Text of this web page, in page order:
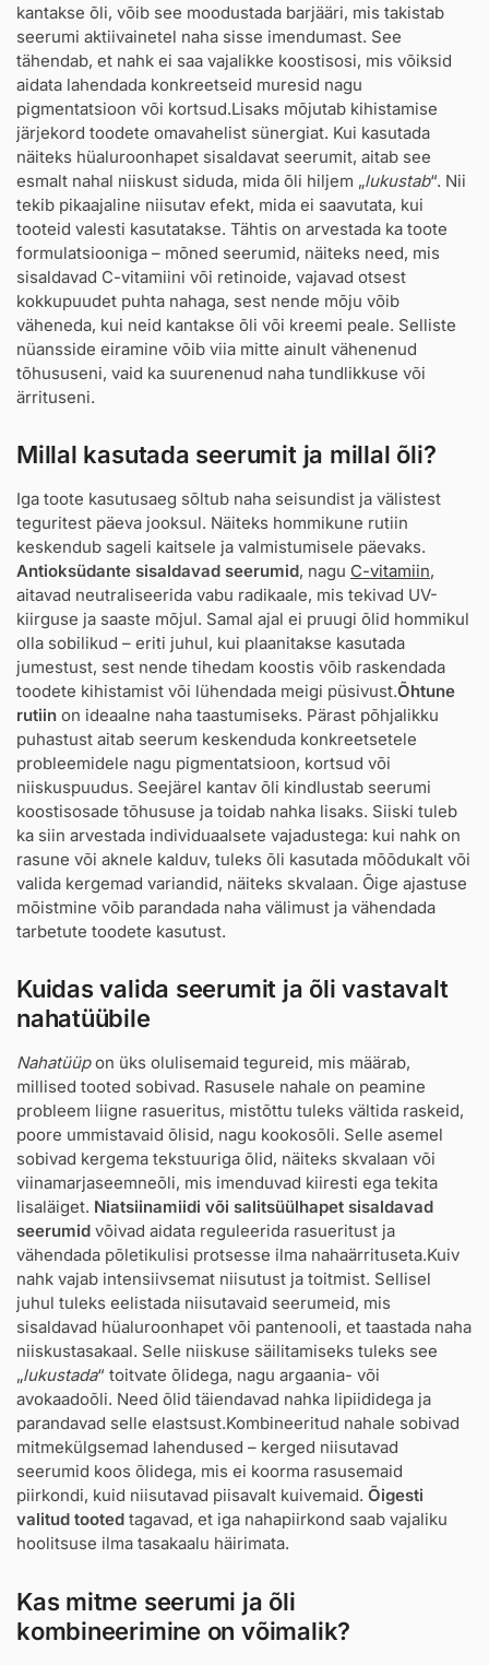
kantakse õli, võib see moodustada barjääri, mis takistab
seerumi aktiivainetel naha sisse imendumast. See
tähendab, et nahk ei saa vajalikke koostisosi, mis võiksid
aidata lahendada konkreetseid muresid nagu
pigmentatsioon või kortsud.Lisaks mõjutab kihistamise
järjekord toodete omavahelist sünergiat. Kui kasutada
näiteks hüaluroonhapet sisaldavat seerumit, aitab see
esmalt nahal niiskust siduda, mida õli hiljem „lukustab“. Nii
tekib pikaajaline niisutav efekt, mida ei saavutata, kui
tooteid valesti kasutatakse. Tähtis on arvestada ka toote
formulatsiooniga – mõned seerumid, näiteks need, mis
sisaldavad C-vitamiini või retinoide, vajavad otsest
kokkupuudet puhta nahaga, sest nende mõju võib
väheneda, kui neid kantakse õli või kreemi peale. Selliste
nüansside eiramine võib viia mitte ainult vähenenud
tõhususeni, vaid ka suurenenud naha tundlikkuse või
ärrituseni.
Millal kasutada seerumit ja millal õli?
Iga toote kasutusaeg sõltub naha seisundist ja välistest
teguritest päeva jooksul. Näiteks hommikune rutiin
keskendub sageli kaitsele ja valmistumisele päevaks.
Antioksüdante sisaldavad seerumid, nagu C-vitamiin,
aitavad neutraliseerida vabu radikaale, mis tekivad UV-
kiirguse ja saaste mõjul. Samal ajal ei pruugi õlid hommikul
olla sobilikud – eriti juhul, kui plaanitakse kasutada
jumestust, sest nende tihedam koostis võib raskendada
toodete kihistamist või lühendada meigi püsivust.Õhtune
rutiin on ideaalne naha taastumiseks. Pärast põhjalikku
puhastust aitab seerum keskenduda konkreetsetele
probleemidele nagu pigmentatsioon, kortsud või
niiskuspuudus. Seejärel kantav õli kindlustab seerumi
koostisosade tõhususe ja toidab nahka lisaks. Siiski tuleb
ka siin arvestada individuaalsete vajadustega: kui nahk on
rasune või aknele kalduv, tuleks õli kasutada mõõdukalt või
valida kergemad variandid, näiteks skvalaan. Õige ajastuse
mõistmine võib parandada naha välimust ja vähendada
tarbetute toodete kasutust.
Kuidas valida seerumit ja õli vastavalt
nahatüübile
Nahatüüpon üks olulisemaid tegureid, mis määrab,
millised tooted sobivad. Rasusele nahale on peamine
probleem liigne rasueritus, mistõttu tuleks vältida raskeid,
poore ummistavaid õlisid, nagu kookosõli. Selle asemel
sobivad kergema tekstuuriga õlid, näiteks skvalaan või
viinamarjaseemneõli, mis imenduvad kiiresti ega tekita
lisaläiget. Niatsiinamiidi või salitsüülhapet sisaldavad
seerumid võivad aidata reguleerida rasueritust ja
vähendada põletikulisi protsesse ilma nahaärrituseta.Kuiv
nahk vajab intensiivsemat niisutust ja toitmist. Sellisel
juhul tuleks eelistada niisutavaid seerumeid, mis
sisaldavad hüaluroonhapet või pantenooli, et taastada naha
niiskustasakaal. Selle niiskuse säilitamiseks tuleks see
„lukustada“ toitvate õlidega, nagu argaania- või
avokaadoõli. Need õlid täiendavad nahka lipiididega ja
parandavad selle elastsust.Kombineeritud nahale sobivad
mitmekülgsemad lahendused – kerged niisutavad
seerumid koos õlidega, mis ei koorma rasusemaid
piirkondi, kuid niisutavad piisavalt kuivemaid. Õigesti
valitud tooted tagavad, et iga nahapiirkond saab vajaliku
hoolitsuse ilma tasakaalu häirimata.
Kas mitme seerumi ja õli
kombineerimine on võimalik?